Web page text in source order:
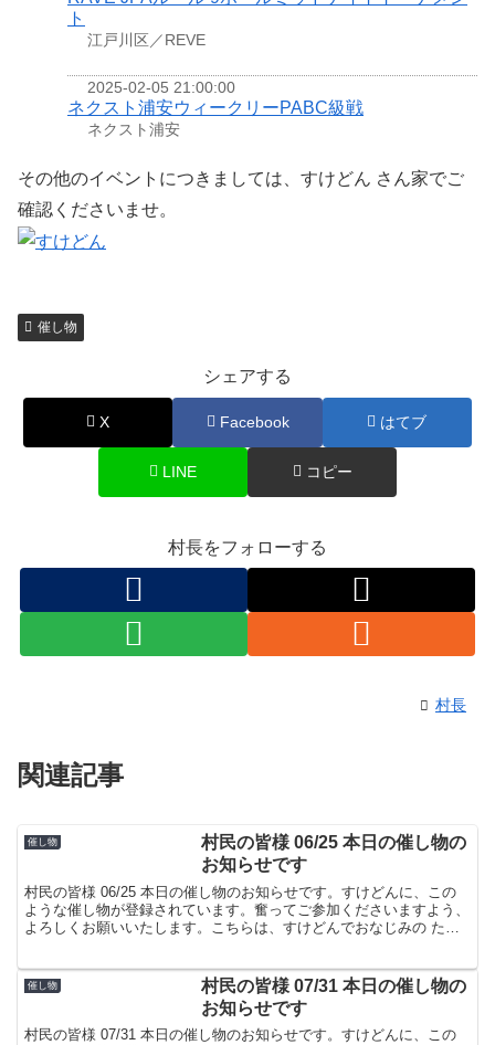
ト
江戸川区／REVE
2025-02-05 21:00:00
ネクスト浦安ウィークリーPABC級戦
ネクスト浦安
その他のイベントにつきましては、すけどん さん家でご
確認くださいませ。
催し物
シェアする
X Facebook はてブ
LINE コピー
村長をフォローする
村長
関連記事
催し物
村民の皆様 06/25 本日の催し物の
お知らせです
村民の皆様 06/25 本日の催し物のお知らせです。すけどんに、この
ような催し物が登録されています。奮ってご参加くださいますよう、
よろしくお願いいたします。こちらは、すけどんでおなじみの たま
催し物
村民の皆様 07/31 本日の催し物の
お知らせです
村民の皆様 07/31 本日の催し物のお知らせです。すけどんに、この